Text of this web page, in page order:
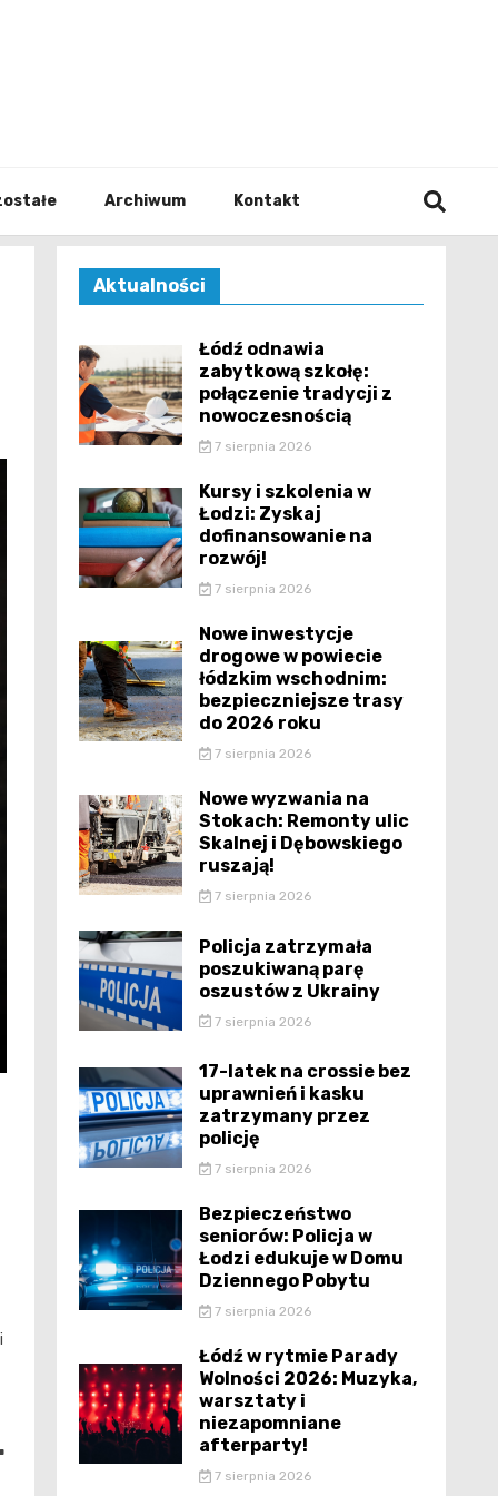
Archiwum Kontakt
Aktualności
Łódź odnawia
zabytkową szkołę:
połączenie tradycji z
nowoczesnością
7 sierpnia 2026
Kursy i szkolenia w
Łodzi: Zyskaj
dofinansowanie na
rozwój!
7 sierpnia 2026
Nowe inwestycje
drogowe w powiecie
łódzkim wschodnim:
bezpieczniejsze trasy
do 2026 roku
7 sierpnia 2026
Nowe wyzwania na
Stokach: Remonty ulic
Skalnej i Dębowskiego
ruszają!
7 sierpnia 2026
Policja zatrzymała
poszukiwaną parę
oszustów z Ukrainy
7 sierpnia 2026
17-latek na crossie bez
uprawnień i kasku
zatrzymany przez
policję
7 sierpnia 2026
Bezpieczeństwo
seniorów: Policja w
Łodzi edukuje w Domu
Dziennego Pobytu
7 sierpnia 2026
Łódź w rytmie Parady
Wolności 2026: Muzyka,
warsztaty i
niezapomniane
afterparty!
7 sierpnia 2026